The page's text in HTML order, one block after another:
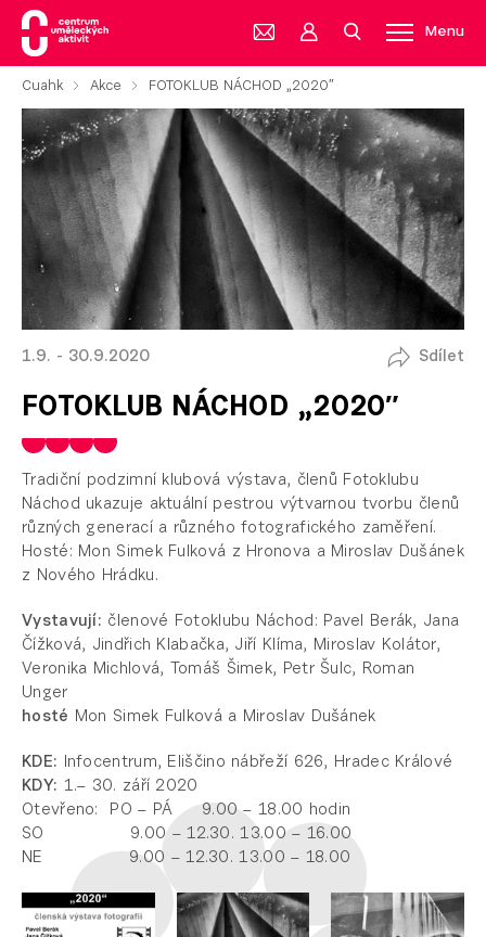
Menu
Cuahk Akce FOTOKLUB NÁCHOD „2020″
1.9. - 30.9.2020 Sdílet
FOTOKLUB NÁCHOD „2020″
Tradiční podzimní klubová výstava, členů Fotoklubu
Náchod ukazuje aktuální pestrou výtvarnou tvorbu členů
různých generací a různého fotografického zaměření.
Hosté: Mon Simek Fulková z Hronova a Miroslav Dušánek
z Nového Hrádku.
Vystavují: členové Fotoklubu Náchod: Pavel Berák, Jana
Čížková, Jindřich Klabačka, Jiří Klíma, Miroslav Kolátor,
Veronika Michlová, Tomáš Šimek, Petr Šulc, Roman
Unger
hosté Mon Simek Fulková a Miroslav Dušánek
KDE: Infocentrum, Eliščino nábřeží 626, Hradec Králové
KDY: 1.– 30. září 2020
Otevřeno: PO – PÁ 9.00 – 18.00 hodin
SO 9.00 – 12.30. 13.00 – 16.00
NE 9.00 – 12.30. 13.00 – 18.00